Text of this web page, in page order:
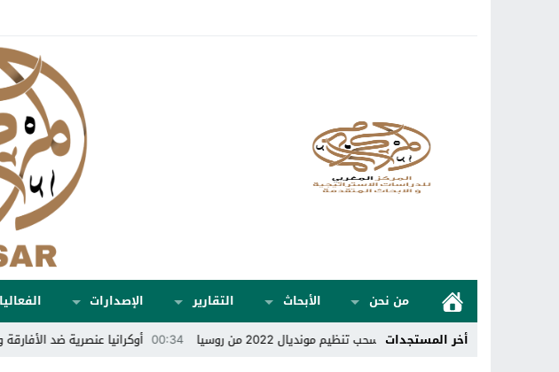
من نحن الأبحاث التقارير الإصدارات
أخر المستجدات
الدولي للكرة الطائرة يسحب تنظيم مونديال 2022 من روسيا 00:34 أوكرانيا عنصرية ضد الأفارقة والعرب